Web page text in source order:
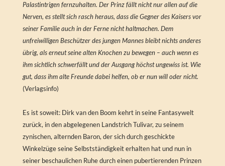
Palastintrigen fernzuhalten. Der Prinz fällt nicht nur allen auf die
Nerven, es stellt sich rasch heraus, dass die Gegner des Kaisers vor
seiner Familie auch in der Ferne nicht haltmachen. Dem
unfreiwilligen Beschützer des jungen Mannes bleibt nichts anderes
übrig, als erneut seine alten Knochen zu bewegen – auch wenn es
ihm sichtlich schwerfällt und der Ausgang höchst ungewiss ist. Wie
gut, dass ihm alte Freunde dabei helfen, ob er nun will oder nicht.
(Verlagsinfo)
Es ist soweit: Dirk van den Boom kehrt in seine Fantasywelt
zurück, in den abgelegenen Landstrich Tulivar, zu seinem
zynischen, alternden Baron, der sich durch geschickte
Winkelzüge seine Selbstständigkeit erhalten hat und nun in
seiner beschaulichen Ruhe durch einen pubertierenden Prinzen